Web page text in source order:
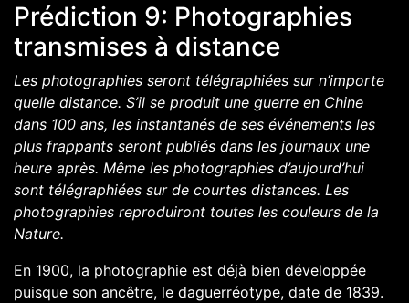
Prédiction 9: Photographies
transmises à distance
Les photographies seront télégraphiées sur n’importe
quelle distance. S’il se produit une guerre en Chine
dans 100 ans, les instantanés de ses événements les
plus frappants seront publiés dans les journaux une
heure après. Même les photographies d’aujourd’hui
sont télégraphiées sur de courtes distances. Les
photographies reproduiront toutes les couleurs de la
Nature.
En 1900, la photographie est déjà bien développée
puisque son ancêtre, le daguerréotype, date de 1839.